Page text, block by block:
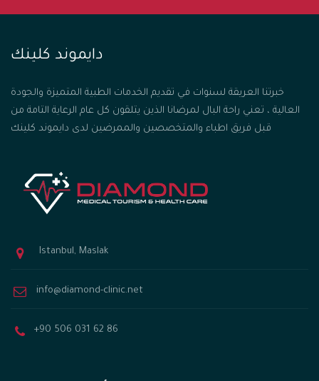
دايموند كلينك
خبرتنا العريقة لسنوات في تقديم الخدمات الطبية المتميزة والجودة
العالية ، تعني راحة البال لمرضانا الذين يتلقون كل عام الرعاية التامة من
قبل فريق اطباء والمتخصصين والممرضين لدى دايموند كلينك
Istanbul, Maslak
info@diamond-clinic.net
+90 506 031 62 86